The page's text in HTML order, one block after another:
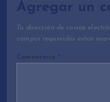
Agregar un
Tu dirección de correo
campos requeridos están
Comentario *